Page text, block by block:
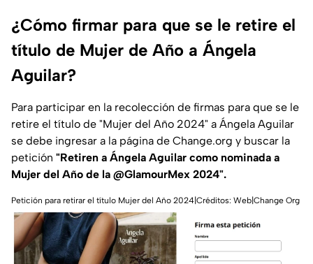
¿Cómo firmar para que se le retire el
título de Mujer de Año a Ángela
Aguilar?
Para participar en la recolección de firmas para que se le
retire el título de "Mujer del Año 2024" a Ángela Aguilar
se debe ingresar a la página de Change.org y buscar la
petición "Retiren a Ángela Aguilar como nominada a
Mujer del Año de la @GlamourMex 2024".
Petición para retirar el título Mujer del Año 2024|Créditos: Web|Change Org